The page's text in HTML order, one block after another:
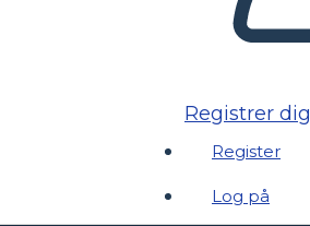
Registrer
Register
Log på